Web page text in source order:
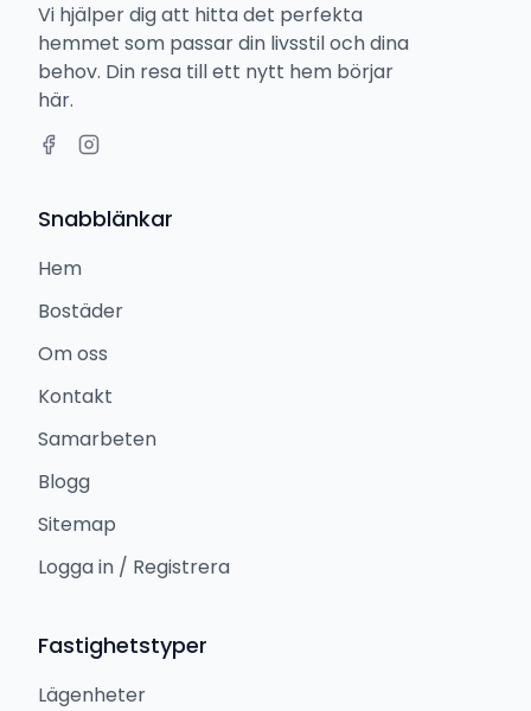
Vi hjälper dig att hitta det perfekta
hemmet som passar din livsstil och dina
behov. Din resa till ett nytt hem börjar
här.
Snabblänkar
Hem
Bostäder
Om oss
Kontakt
Samarbeten
Blogg
Sitemap
Logga in / Registrera
Fastighetstyper
Lägenheter